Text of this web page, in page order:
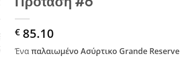
€ 85.10
Έναπαλαιωμένο Ασύρτικο Grande Reserve